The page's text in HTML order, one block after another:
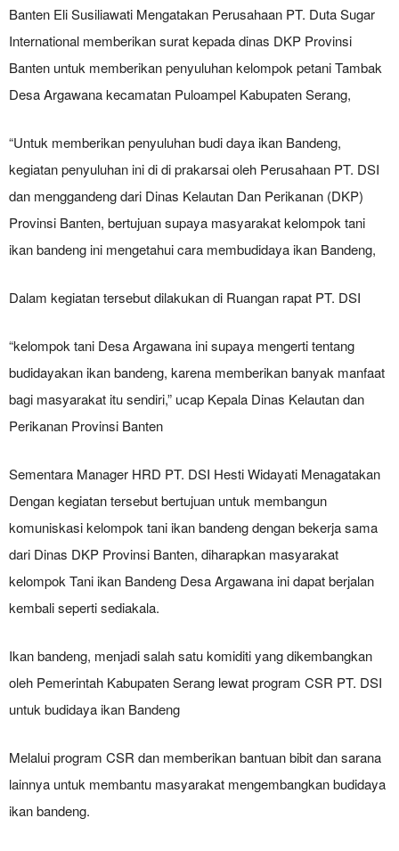
Banten Eli Susiliawati Mengatakan Perusahaan PT. Duta Sugar
International memberikan surat kepada dinas DKP Provinsi
Banten untuk memberikan penyuluhan kelompok petani Tambak
Desa Argawana kecamatan Puloampel Kabupaten Serang,
“Untuk memberikan penyuluhan budi daya ikan Bandeng,
kegiatan penyuluhan ini di di prakarsai oleh Perusahaan PT. DSI
dan menggandeng dari Dinas Kelautan Dan Perikanan (DKP)
Provinsi Banten, bertujuan supaya masyarakat kelompok tani
ikan bandeng ini mengetahui cara membudidaya ikan Bandeng,
Dalam kegiatan tersebut dilakukan di Ruangan rapat PT. DSI
“kelompok tani Desa Argawana ini supaya mengerti tentang
budidayakan ikan bandeng, karena memberikan banyak manfaat
bagi masyarakat itu sendiri,” ucap Kepala Dinas Kelautan dan
Perikanan Provinsi Banten
Sementara Manager HRD PT. DSI Hesti Widayati Menagatakan
Dengan kegiatan tersebut bertujuan untuk membangun
komuniskasi kelompok tani ikan bandeng dengan bekerja sama
dari Dinas DKP Provinsi Banten, diharapkan masyarakat
kelompok Tani ikan Bandeng Desa Argawana ini dapat berjalan
kembali seperti sediakala.
Ikan bandeng, menjadi salah satu komiditi yang dikembangkan
oleh Pemerintah Kabupaten Serang lewat program CSR PT. DSI
untuk budidaya ikan Bandeng
Melalui program CSR dan memberikan bantuan bibit dan sarana
lainnya untuk membantu masyarakat mengembangkan budidaya
ikan bandeng.